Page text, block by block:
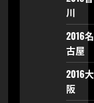
川
2016名
古屋
2016大
阪